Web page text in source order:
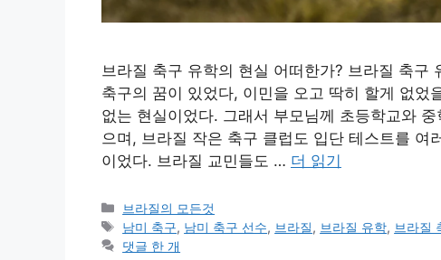
브라질 축구 유학의 현실 어떠한가? 브라질 축
축구의 꿈이 있었다, 이민을 오고 딱히 할게 없었
없는 현실이었다. 그래서 부모님께 초등학교와
으며, 브라질 작은 축구 클럽도 입단 테스트를
이었다. 브라질 교민들도 … 더 읽기
카
테
고
브라질의 모든것
태
그
남미 축구, 남미 축구 선수, 브라질, 브라질 유학, 브라질
댓글 한 개